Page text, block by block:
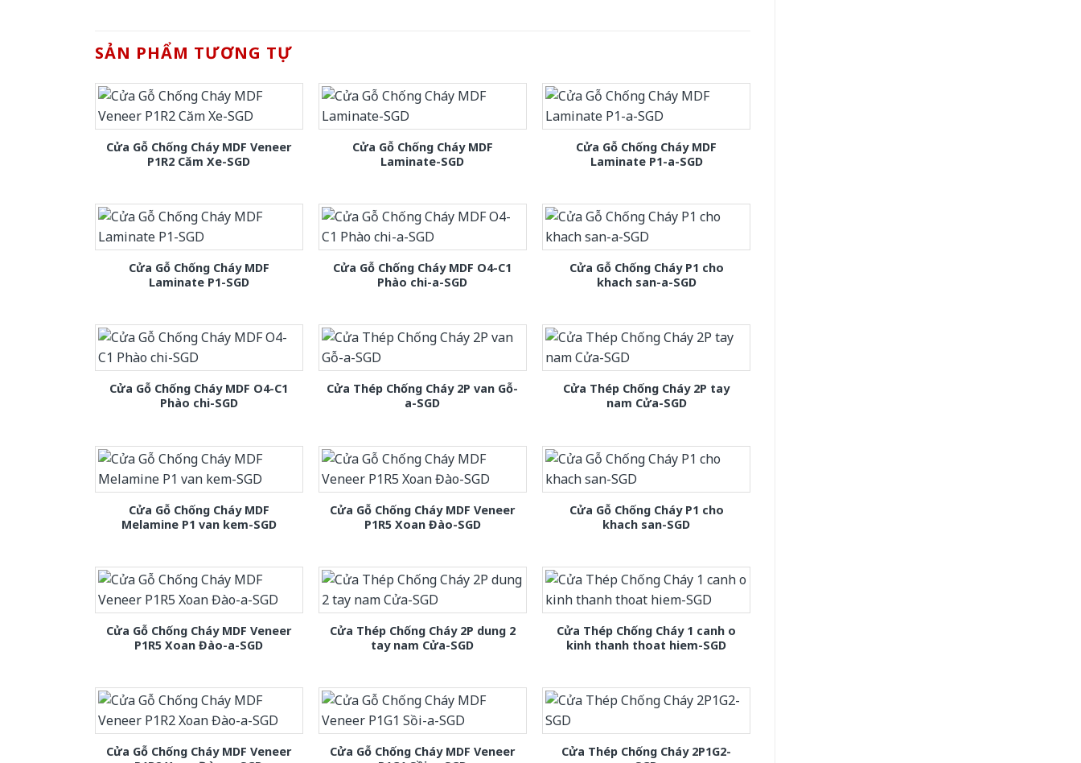
SẢN PHẨM TƯƠNG TỰ
Cửa Gỗ Chống Cháy MDF Veneer
P1R2 Căm Xe-SGD
Cửa Gỗ Chống Cháy MDF
Laminate-SGD
Cửa Gỗ Chống Cháy MDF
Laminate P1-a-SGD
Cửa Gỗ Chống Cháy MDF
Laminate P1-SGD
Cửa Gỗ Chống Cháy MDF O4-C1
Phào chi-a-SGD
Cửa Gỗ Chống Cháy P1 cho
khach san-a-SGD
Cửa Gỗ Chống Cháy MDF O4-C1
Phào chi-SGD
Cửa Thép Chống Cháy 2P van Gỗ-
a-SGD
Cửa Thép Chống Cháy 2P tay
nam Cửa-SGD
Cửa Gỗ Chống Cháy MDF
Melamine P1 van kem-SGD
Cửa Gỗ Chống Cháy MDF Veneer
P1R5 Xoan Đào-SGD
Cửa Gỗ Chống Cháy P1 cho
khach san-SGD
Cửa Gỗ Chống Cháy MDF Veneer
P1R5 Xoan Đào-a-SGD
Cửa Thép Chống Cháy 2P dung 2
tay nam Cửa-SGD
Cửa Thép Chống Cháy 1 canh o
kinh thanh thoat hiem-SGD
Cửa Gỗ Chống Cháy MDF Veneer
Cửa Gỗ Chống Cháy MDF Veneer
Cửa Thép Chống Cháy 2P1G2-